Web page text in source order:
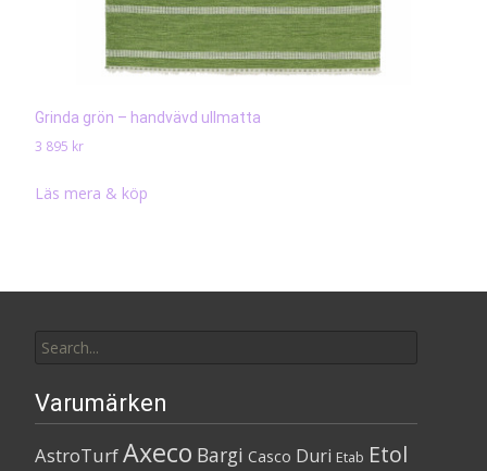
Grinda grön – handvävd ullmatta
3 895 kr
Läs mera & köp
for:
Varumärken
AstroTurfAxeco Bargi Casco Duri Etab Etol